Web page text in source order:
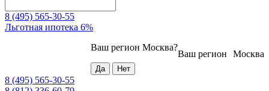
8 (495) 565-30-55
Льготная ипотека 6%
Москва
Ваш регион
Ваш регион Москва?
8 (495) 565-30-55